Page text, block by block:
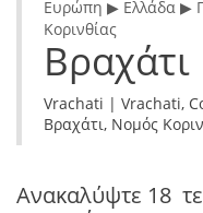
Ευρώπη ▶ Ελλάδα ▶
Κορινθίας
Βραχάτι
Vrachati | Vrachati,
Βραχάτι, Νομός
Ανακαλύψτε 18